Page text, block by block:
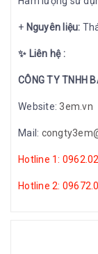
+ Nguyên liệu:
✨ Liên hệ :
CÔNG TY TNHH
Website:3em.vn
Mail:
Hotline 1:
Hotline 2: